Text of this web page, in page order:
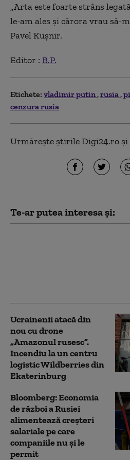
„Arta este foarte strâns
le-am ales şi cărora vrau să-
Pavel Kuşnir.
Editor : B.P.
Etichete: vladimir putin rusia
cenzura rusia
Urmărește știrile Digi24.ro și
Te-ar putea interesa și:
Ucrainenii atacă din
nou cu drone
„Amazonul rusesc”.
Incendiu la un centru
logistic Wildberries din
Ekaterinburg
Bloomberg: Economia
de război a Rusiei
alimentează creşteri
salariale pe care
companiile nu şi le
permit